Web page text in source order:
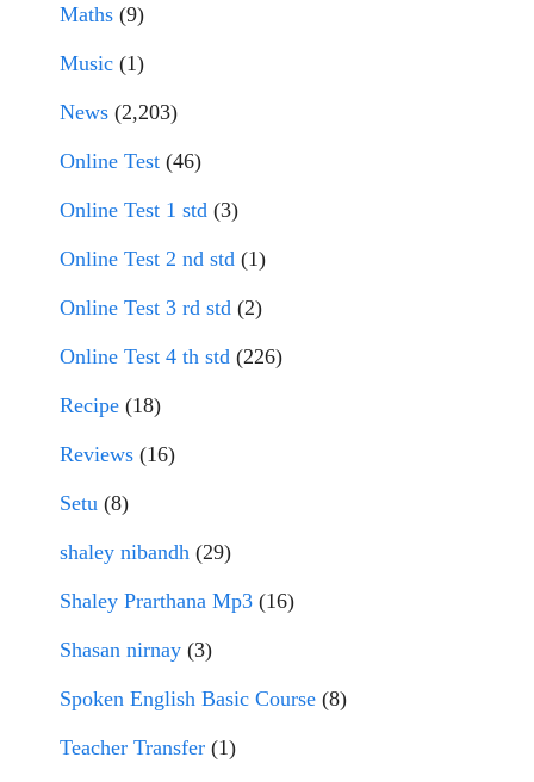
Maths (9)
Music (1)
News (2,203)
Online Test (46)
Online Test 1 std (3)
Online Test 2 nd std (1)
Online Test 3 rd std (2)
Online Test 4 th std (226)
Recipe (18)
Reviews (16)
Setu (8)
shaley nibandh (29)
Shaley Prarthana Mp3 (16)
Shasan nirnay (3)
Spoken English Basic Course (8)
Teacher Transfer (1)